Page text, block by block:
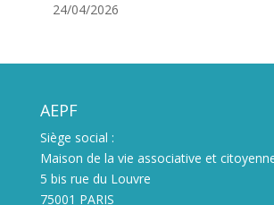
24/04/2026
AEPF
Siège social :
Maison de la vie associative et
5 bis rue du Louvre
75001 PARIS